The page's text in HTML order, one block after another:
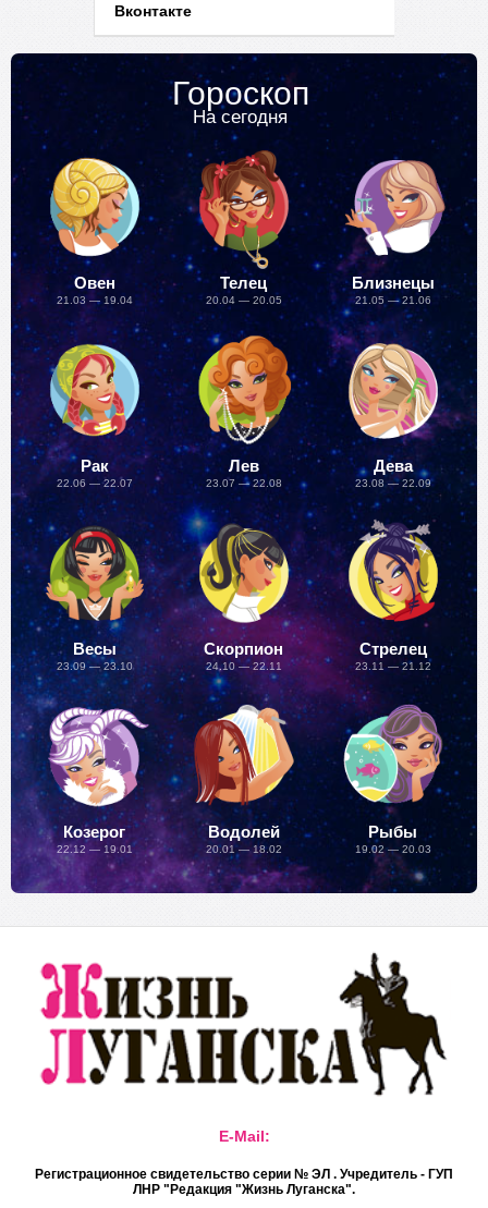
Вконтакте
Гороскоп
На сегодня
Овен
21.03 — 19.04
Телец
20.04 — 20.05
Близнецы
21.05 — 21.06
Рак
22.06 — 22.07
Лев
23.07 — 22.08
Дева
23.08 — 22.09
Весы
23.09 — 23.10
Скорпион
24.10 — 22.11
Стрелец
23.11 — 21.12
Козерог
22.12 — 19.01
Водолей
20.01 — 18.02
Рыбы
19.02 — 20.03
E-Mail:
Регистрационное свидетельство серии № ЭЛ . Учредитель - ГУП
ЛНР "Редакция "Жизнь Луганска".